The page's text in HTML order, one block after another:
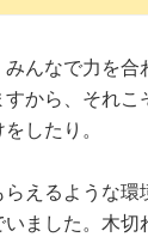
んなで力を
から、それ
したり。
えるような
ました。木